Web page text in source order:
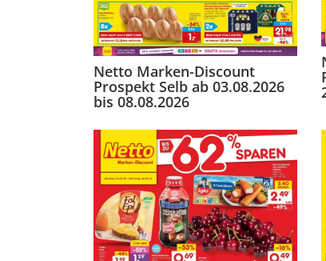
Netto Marken-Discount
Prospekt Selb ab 03.08.2026
bis 08.08.2026